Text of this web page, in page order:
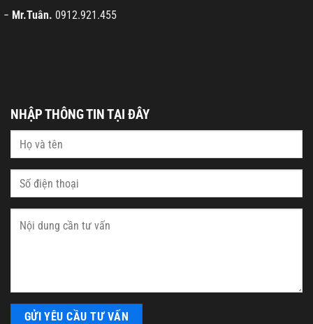
− Mr.Tuân. 0912.921.455
NHẬP THÔNG TIN TẠI ĐÂY